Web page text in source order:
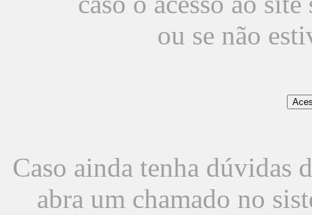
ou se não
Caso ainda tenha dúvidas
abra um chamado no